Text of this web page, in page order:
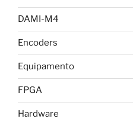
DAMI-M4
Encoders
Equipamento
FPGA
Hardware